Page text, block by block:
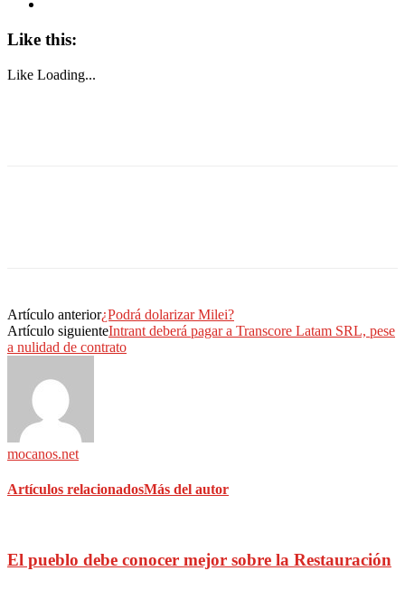
Like this:
Like Loading...
Artículo anterior¿Podrá dolarizar Milei?
Artículo siguienteIntrant deberá pagar a Transcore Latam SRL, pese
a nulidad de contrato
mocanos.net
Artículos relacionadosMás del autor
El pueblo debe conocer mejor sobre la Restauración